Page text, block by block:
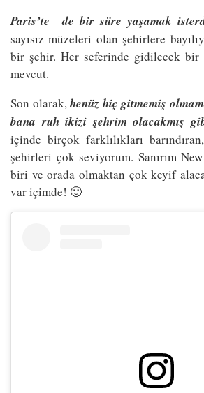
Paris’te de bir süre yaşamak
sayısız müzeleri olan şehirlere
bir şehir. Her seferinde gidilecek bir
mevcut.
Son olarak,henüz hiç gitmemiş
bana ruh ikizi şehrim olacakmış
içinde birçok farklılıkları
şehirleri çok seviyorum. Sanırım
biri ve orada olmaktan çok keyif
var içimde! 🙂